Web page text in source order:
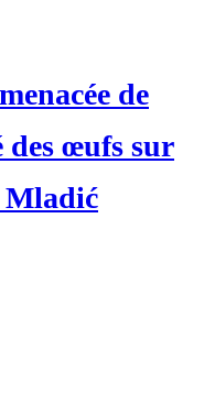
de
œufs sur
Mladić